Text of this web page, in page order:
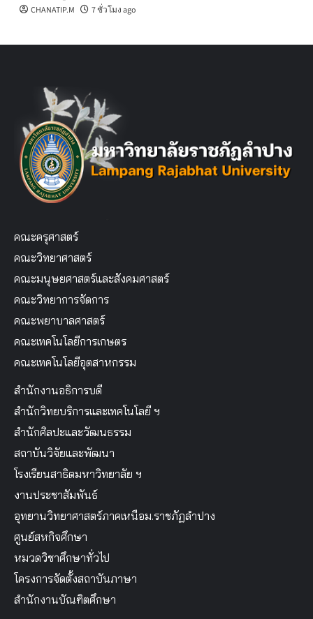
CHANATIP.M 7 ชั่วโมง ago
คณะครุศาสตร์
คณะวิทยาศาสตร์
คณะมนุษยศาสตร์และสังคมศาสตร์
คณะวิทยาการจัดการ
คณะพยาบาลศาสตร์
คณะเทคโนโลยีการเกษตร
คณะเทคโนโลยีอุตสาหกรรม
สำนักงานอธิการบดี
สำนักวิทยบริการและเทคโนโลยี ฯ
สำนักศิลปะและวัฒนธรรม
สถาบันวิจัยและพัฒนา
โรงเรียนสาธิตมหาวิทยาลัย ฯ
งานประชาสัมพันธ์
อุทยานวิทยาศาสตร์ภาคเหนือม.ราชภัฏลำปาง
ศูนย์สหกิจศึกษา
หมวดวิชาศึกษาทั่วไป
โครงการจัดตั้งสถาบันภาษา
สำนักงานบัณฑิตศึกษา